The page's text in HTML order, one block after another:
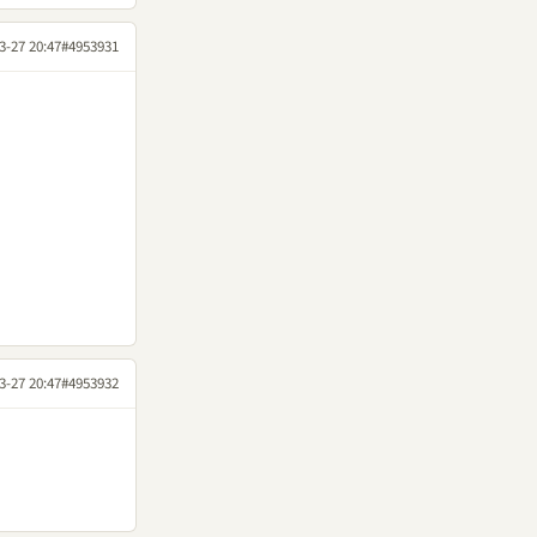
27 20:47#4953931
27 20:47#4953932